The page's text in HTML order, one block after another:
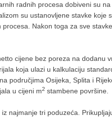
radnih procesa dobiveni su
su ustanovljene stavke koje
Nakon toga za sve
cijene bez poreza na dodanu
koja ulazi u kalkulaciju
područjima Osijeka, Splita i
u cijeni m2 stambene površine.
najmanje tri poduzeća.